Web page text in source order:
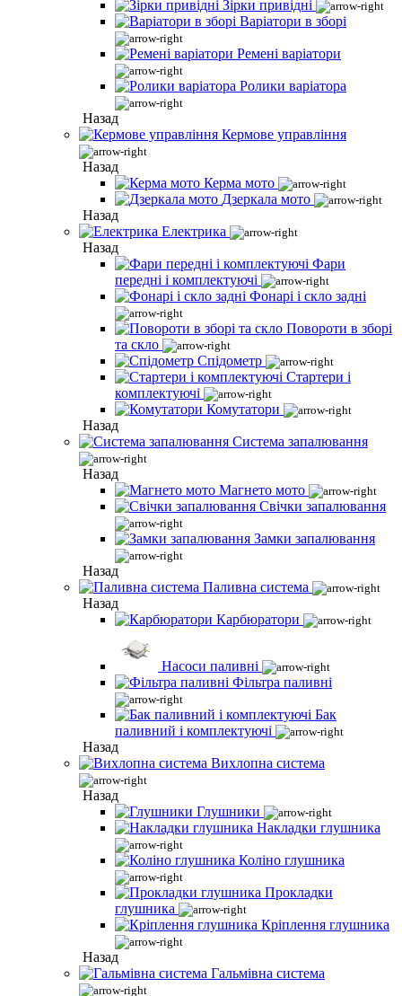
Зірки привідні
Варіатори в зборі
Ремені варіатори
Ролики варіатора
Назад
Кермове управління
Назад
Керма мото
Дзеркала мото
Назад
Електрика
Назад
Фари
передні і комплектуючі
Фонарі і скло задні
Повороти в зборі
та скло
Спідометр
Стартери і
комплектуючі
Комутатори
Назад
Система запалювання
Назад
Магнето мото
Свічки запалювання
Замки запалювання
Назад
Паливна система
Назад
Карбюратори
Насоси паливні
Фільтра паливні
Бак
паливний і комплектуючі
Назад
Вихлопна система
Назад
Глушники
Накладки глушника
Коліно глушника
Прокладки
глушника
Кріплення глушника
Назад
Гальмівна система